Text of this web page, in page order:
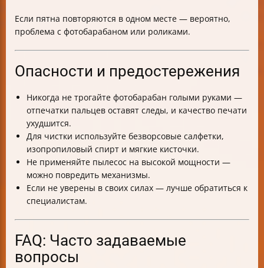
Если пятна повторяются в одном месте — вероятно,
проблема с фотобарабаном или роликами.
Опасности и предостережения
Никогда не трогайте фотобарабан голыми руками —
отпечатки пальцев оставят следы, и качество печати
ухудшится.
Для чистки используйте безворсовые салфетки,
изопропиловый спирт и мягкие кисточки.
Не применяйте пылесос на высокой мощности —
можно повредить механизмы.
Если не уверены в своих силах — лучше обратиться к
специалистам.
FAQ: Часто задаваемые
вопросы